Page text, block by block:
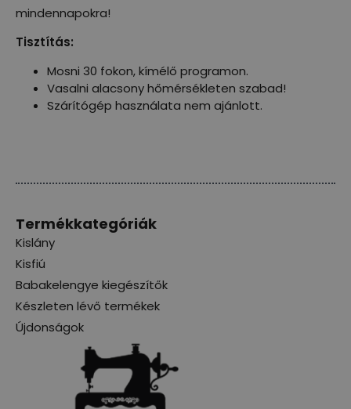
mindennapokra!
Tisztítás:
Mosni 30 fokon, kímélő programon.
Vasalni alacsony hőmérsékleten szabad!
Szárítógép használata nem ajánlott.
Termékkategóriák
Kislány
Kisfiú
Babakelengye kiegészítők
Készleten lévő termékek
Újdonságok